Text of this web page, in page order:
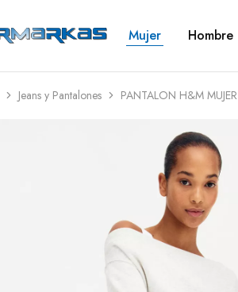
Mujer Hombre
Jeans y Pantalones PANTALON H&M MUJER